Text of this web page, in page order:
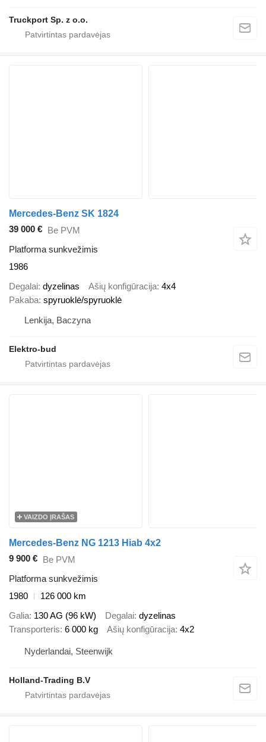
Truckport Sp. z o.o.
Mercedes-Benz SK 1824
39 000 € Be PVM
Platforma sunkvežimis
1986
Degalai dyzelinas Ašių konfigūracija 4x4
Pakaba spyruoklė/spyruoklė
Lenkija, Baczyna
Elektro-bud
VAIZDO ĮRAŠAS
Mercedes-Benz NG 1213 Hiab 4x2
9 900 € Be PVM
Platforma sunkvežimis
1980
126 000 km
Galia 130 AG (96 kW) Degalai dyzelinas
Transporteris 6 000 kg Ašių konfigūracija 4x2
Nyderlandai, Steenwijk
Holland-Trading B.V